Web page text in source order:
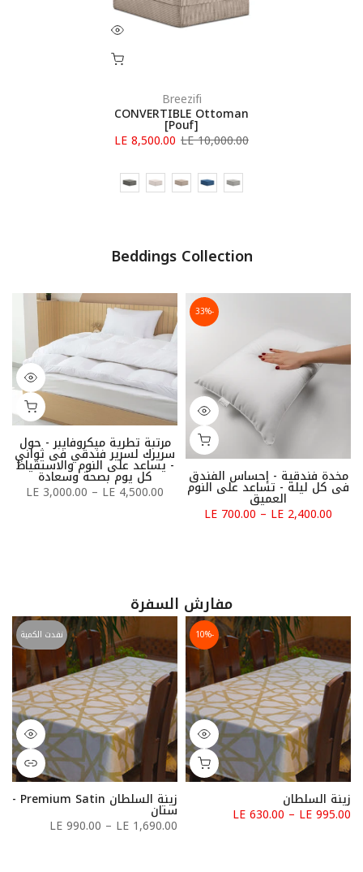
Breezifi
CONVERTIBLE Ottoman
[Pouf]
LE 10,000.00
LE 8,500.00
Beddings Collection
-33%
مخدة فندقية - إحساس الفندق
فى كل ليلة - تساعد على النوم
العميق
LE 700.00 – LE 2,400.00
مرتبة تطرية ميكروفايبر - حول
سريرك لسرير فندقي فى ثواني
- يساعد على النوم والاستقياظ
كل يوم بصحة وسعادة
LE 3,000.00 – LE 4,500.00
مفارش السفرة
-10%
زينة السلطان
LE 630.00 – LE 995.00
نفدت الكمية
زينة السلطان Premium Satin -
ستان
LE 990.00 – LE 1,690.00